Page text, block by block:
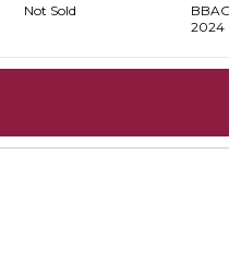
Not Sold
2024